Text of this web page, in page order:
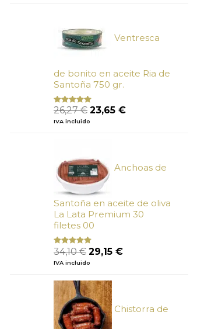
Ventresca
de bonito en aceite Ria de
Santoña 750 gr.
Valorado
con
5
26,27€ El
precio
23,65 €El
IVA incluido
Anchoas de
Santoña en aceite de oliva
La Lata Premium 30
filetes 00
Valorado
con
de 5
34,10€ El
precio
era:
34,10 €.
29,15 €El
IVA incluido
Chistorra de